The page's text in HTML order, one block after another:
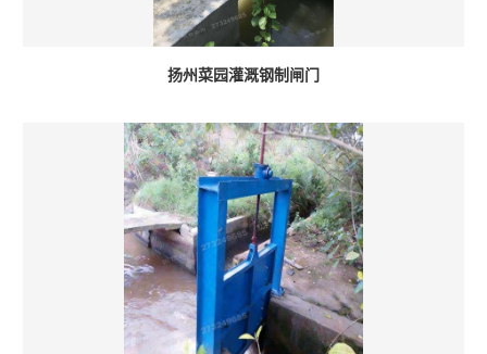
扬州菜园灌溉钢制闸门